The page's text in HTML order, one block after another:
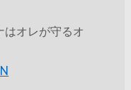
はオレが守るオ